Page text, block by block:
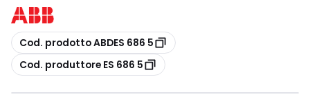
copia
Cod. prodotto ABDES 686 5
copia
Cod. produttore ES 686 5